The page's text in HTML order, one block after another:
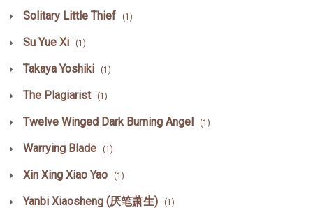
Solitary Little Thief (1)
Su Yue Xi (1)
Takaya Yoshiki (1)
The Plagiarist (1)
Twelve Winged Dark Burning Angel (1)
Warrying Blade (1)
Xin Xing Xiao Yao (1)
Yanbi Xiaosheng (厌笔萧生) (1)